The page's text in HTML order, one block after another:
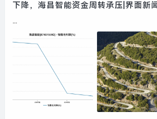
下降，海昌智能资金周转承压|界面新
...